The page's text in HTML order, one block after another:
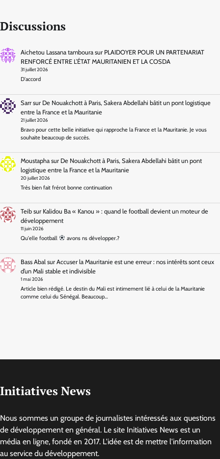
Discussions
Aichetou Lassana tambourasur PLAIDOYER POUR UN PARTENARIAT
RENFORCÉ ENTRE L’ÉTAT MAURITANIEN ET LA COSDA
31 juillet 2026
D'accord
Sarrsur De Nouakchott à Paris, Sakera Abdellahi bâtit un pont logistique
entre la France et la Mauritanie
21 juillet 2026
Bravo pour cette belle initiative qui rapproche la France et la Mauritanie. Je vous
souhaite beaucoup de succès.
Moustaphasur De Nouakchott à Paris, Sakera Abdellahi bâtit un pont
logistique entre la France et la Mauritanie
20 juillet 2026
Très bien fait frérot bonne continuation
Teibsur Kalidou Ba « Kanou » : quand le football devient un moteur de
développement
11 juin 2026
Qu'elle football avons ns développer.?
Bass Abalsur Accuser la Mauritanie est une erreur : nos intérêts sont ceux
d’un Mali stable et indivisible
1 mai 2026
Article bien rédigé. Le destin du Mali est intimement lié à celui de la Mauritanie
comme celui du Sénégal. Beaucoup…
Initiatives News
Nous sommes un groupe de journalistes intéressés aux questions
de développement en général. Le site Initiatives News est un
média en ligne, fondé en 2017. L'idée est de mettre l'information
au service du développement.